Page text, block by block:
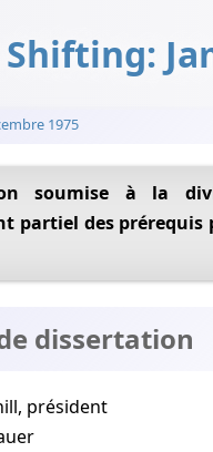
1975
partiel des prérequis
dissertation
président